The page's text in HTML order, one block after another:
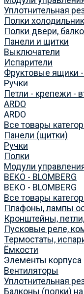
Уплотнительная
Полки
Полки двери,
Панели и щитки
Выключатели
Испарители
Фруктовые ящики
Ручки
Петли - крепежи -
ARDO
ARDO
Все товары
Панели (щитки)
Ручки
Полки
Модули
BEKO - BLOMBERG
BEKO - BLOMBERG
Все товары
Плафоны, лампы
Кронштейны,
Пусковые реле,
Термостаты,
Ёмкости
Элементы корпуса
Вентиляторы
Уплотнительная
Балконы (полки)